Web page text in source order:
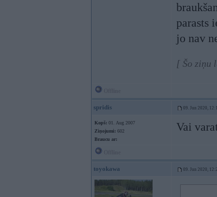
parasts
jo nav
[ Šo ziņu
spridis 09. Jun 2020,
Kopš: 01. Aug 2007
Ziņojumi: 602
Braucu ar:
Vai
toyokawa 09. Jun 2020,